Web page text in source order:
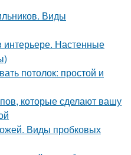
Виды
интерьере. Настенные
потолок: простой и
которые сделают вашу
Виды пробковых